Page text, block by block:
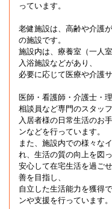
っています。
老健施設は、高齢や介護
の施設です。
施設内は、療養室（一人
入浴施設などがあり、
必要に応じて医療や介護
医師・看護師・介護士・
相談員など専門のスタッフ
入居者様の日常生活のお
ンなどを行っています。
また、施設内での様々な
れ、生活の質の向上を図
安心して在宅生活を過ご
善を目指し、
自立した生活能力を獲得
ンや支援を行っています。